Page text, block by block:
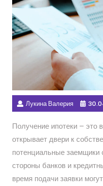
Лукина Валерия
Получение ипотеки – это
открывает двери к
потенциальные заемщики
стороны банков и
время подачи заявки